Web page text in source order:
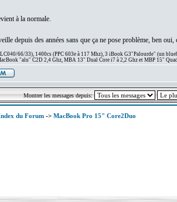
à la normale.
depuis des années sans que ça ne pose problème, ben
66/33), 1400cs (PPC 603e à 117 Mhz), 3 iBook G3"Palourde" (un
"alu" C2D 2,4 Ghz, MBA 13" Dual Core i7 à 2,2 Ghz et MBP 15"
Montrer les messages depuis:
du Forum-> MacBook Pro 15" Core2Duo